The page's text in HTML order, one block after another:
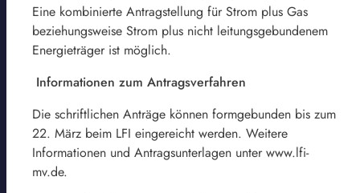
Eine kombinierte Antragstellung für Strom plus Gas
beziehungsweise Strom plus nicht leitungsgebundenem
Energieträger ist möglich.
Informationen zum Antragsverfahren
Die schriftlichen Anträge können formgebunden bis zum
22. März beim LFI eingereicht werden. Weitere
Informationen und Antragsunterlagen unter www.lfi-
mv.de.